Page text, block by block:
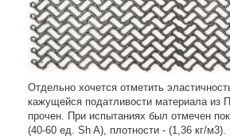
Отдельно хочется отметить
кажущейся податливости материала из
прочен. При испытаниях был отмечен
(40-60 ед. Sh A), плотности - (1,36 кг/